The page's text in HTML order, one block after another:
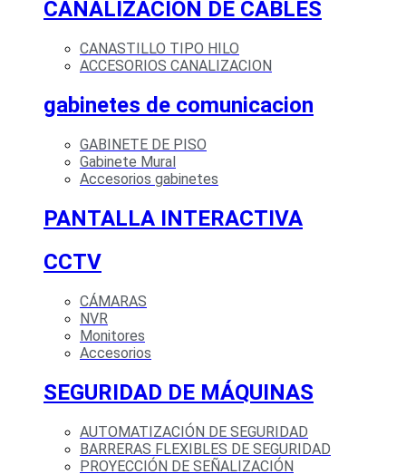
CANALIZACIÓN DE CABLES
CANASTILLO TIPO HILO
ACCESORIOS CANALIZACION
gabinetes de comunicacion
GABINETE DE PISO
Gabinete Mural
Accesorios gabinetes
PANTALLA INTERACTIVA
CCTV
CÁMARAS
NVR
Monitores
Accesorios
SEGURIDAD DE MÁQUINAS
AUTOMATIZACIÓN DE SEGURIDAD
BARRERAS FLEXIBLES DE SEGURIDAD
PROYECCIÓN DE SEÑALIZACIÓN